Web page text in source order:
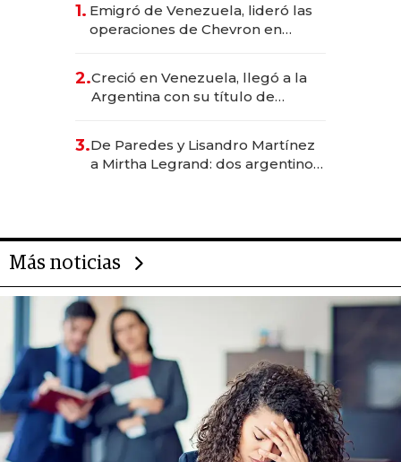
1. Emigró de Venezuela, lideró las
operaciones de Chevron en
2.Creció en Venezuela, llegó a la
Argentina con su título de
las marcas "fast premium"
3.De Paredes y Lisandro Martínez
a Mirtha Legrand: dos argentinos
Más noticias